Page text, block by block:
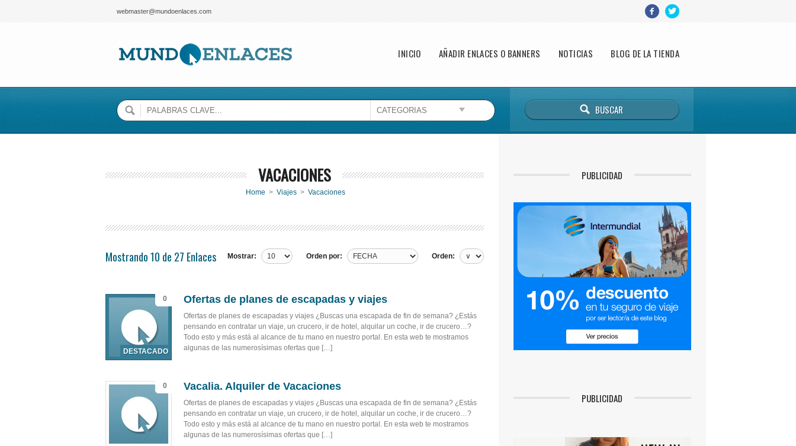
webmaster@mundoenlaces.com
Main menu
INICIO AÑADIR ENLACES O BANNERS NOTICIAS BLOG DE LA TIENDA
Esta página no puede cargar Google Maps
VACACIONES
Home > Viajes> Vacaciones
Mostrando 10 de 27 Enlaces Mostrar: Orden por: Orden:
0 Ofertas de planes de escapadas y viajes
Ofertas de planes de escapadas y viajes ¿Buscas una escapada de fin de semana? ¿Estás
pensando en contratar un viaje, un crucero, ir de hotel, alquilar un coche, ir de crucero…?
Todo esto y más está al alcance de tu mano en nuestro portal. En esta web te mostramos
algunas de las numerosísimas ofertas que […]
0 Vacalia. Alquiler de Vacaciones
Ofertas de planes de escapadas y viajes ¿Buscas una escapada de fin de semana? ¿Estás
pensando en contratar un viaje, un crucero, ir de hotel, alquilar un coche, ir de crucero…?
Todo esto y más está al alcance de tu mano en nuestro portal. En esta web te mostramos
algunas de las numerosísimas ofertas que […]
PUBLICIDAD
PUBLICIDAD